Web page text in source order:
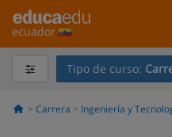
ecuador
Tipo de curso:
Carrera Ingeniería y